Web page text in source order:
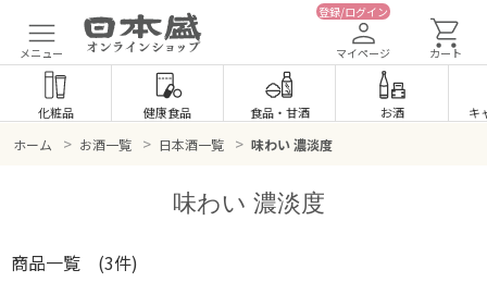
メニュー
登録/ログイン
マイページ カート
化粧品 健康食品 食品・ 甘酒 お酒 キ
ホーム > お酒一覧 > 日本酒一覧 > 味わい 濃淡度
味わい 濃淡度
商品一覧 (3件)